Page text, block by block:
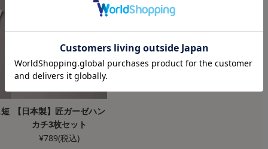
【日本製】匠ガーゼハン
カチ3枚セット
¥789(税込)